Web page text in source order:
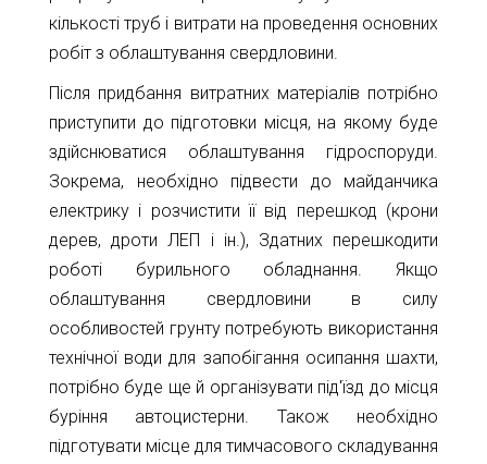
кількості труб і витрати на проведення основних
робіт з облаштування свердловини.
Після придбання витратних матеріалів потрібно
приступити до підготовки місця, на якому буде
здійснюватися облаштування гідроспоруди.
Зокрема, необхідно підвести до майданчика
електрику і розчистити її від перешкод (крони
дерев, дроти ЛЕП і ін.), Здатних перешкодити
роботі бурильного обладнання. Якщо
облаштування свердловини в силу
особливостей грунту потребують використання
технічної води для запобігання осипання шахти,
потрібно буде ще й організувати під'їзд до місця
буріння автоцистерни. Також необхідно
підготувати місце для тимчасового складування